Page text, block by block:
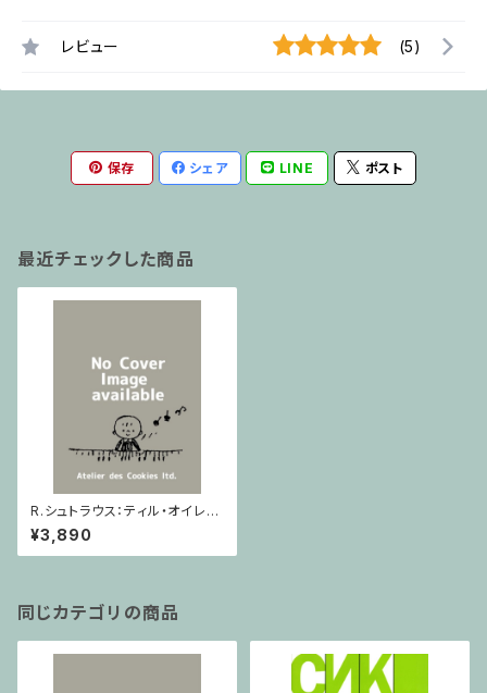
レビュー (5)
保存 シェア LINE ポスト
最近チェックした商品
R.シュトラウス：ティル・オイレン
シュピーゲルの愉快ないたずら
(Lucks 06815) / フルスコア
¥3,890
同じカテゴリの商品